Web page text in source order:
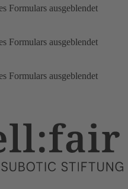
Formulars ausgeblendet
Formulars ausgeblendet
Formulars ausgeblendet